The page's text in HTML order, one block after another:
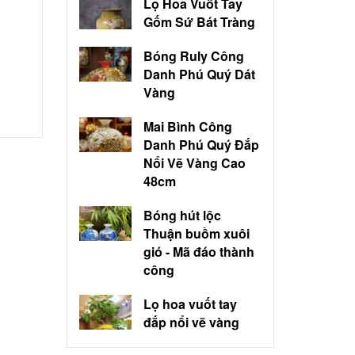
Gốm Sứ Bát Tràng
Bóng Ruly Công
Danh Phú Quý Dát
Vàng
Mai Bình Công
Danh Phú Quý Đắp
Nổi Vẽ Vàng Cao
48cm
Bóng hút lộc
Thuận buồm xuôi
gió - Mã đáo thành
công
Lọ hoa vuốt tay
đắp nổi vẽ vàng